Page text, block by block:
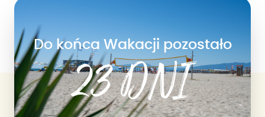
Do końca Wakacji pozostało
23 DNI